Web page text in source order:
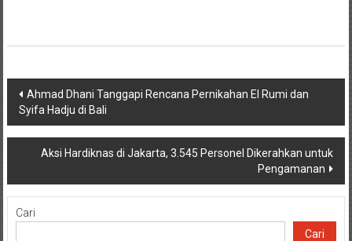
Navigasi
pos
Ahmad Dhani Tanggapi Rencana Pernikahan El Rumi dan
Syifa Hadju di Bali
Aksi Hardiknas di Jakarta, 3.545 Personel Dikerahkan untuk
Pengamanan
Cari
Cari